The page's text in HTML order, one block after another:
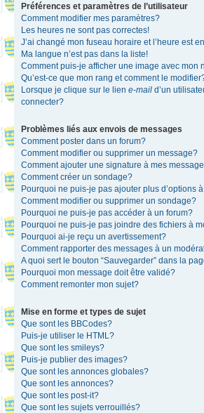
Préférences et paramètres de l’utilisateur
Comment modifier mes paramètres?
Les heures ne sont pas correctes!
J’ai changé mon fuseau horaire et l’heure est
Ma langue n’est pas dans la liste!
Comment puis-je afficher une image avec mon
Qu’est-ce que mon rang et comment le
Lorsque je clique sur le lien e-mail d’un
connecter?
Problèmes liés aux envois de messages
Comment poster dans un forum?
Comment modifier ou supprimer un message?
Comment ajouter une signature à mes
Comment créer un sondage?
Pourquoi ne puis-je pas ajouter plus d’options
Comment modifier ou supprimer un sondage?
Pourquoi ne puis-je pas accéder à un forum?
Pourquoi ne puis-je pas joindre des fichiers à
Pourquoi ai-je reçu un avertissement?
Comment rapporter des messages à un
A quoi sert le bouton “Sauvegarder” dans la
Pourquoi mon message doit être validé?
Comment remonter mon sujet?
Mise en forme et types de sujet
Que sont les BBCodes?
Puis-je utiliser le HTML?
Que sont les smileys?
Puis-je publier des images?
Que sont les annonces globales?
Que sont les annonces?
Que sont les post-it?
Que sont les sujets verrouillés?